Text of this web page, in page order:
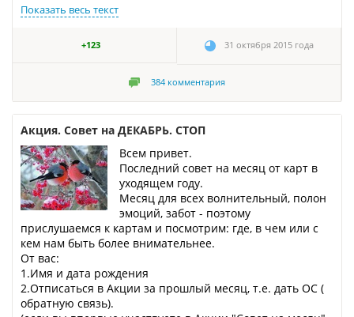
Показать весь текст
+123 31 октября 2015 года
384 комментария
Акция. Совет на ДЕКАБРЬ. СТОП
Всем привет.
Последний совет на месяц от карт в
уходящем году.
Месяц для всех волнительный, полон
эмоций, забот - поэтому
прислушаемся к картам и посмотрим: где, в чем или с
кем нам быть более внимательнее.
От вас:
1.Имя и дата рождения
2.Отписаться в Акции за прошлый месяц, т.е. дать ОС (
обратную связь).